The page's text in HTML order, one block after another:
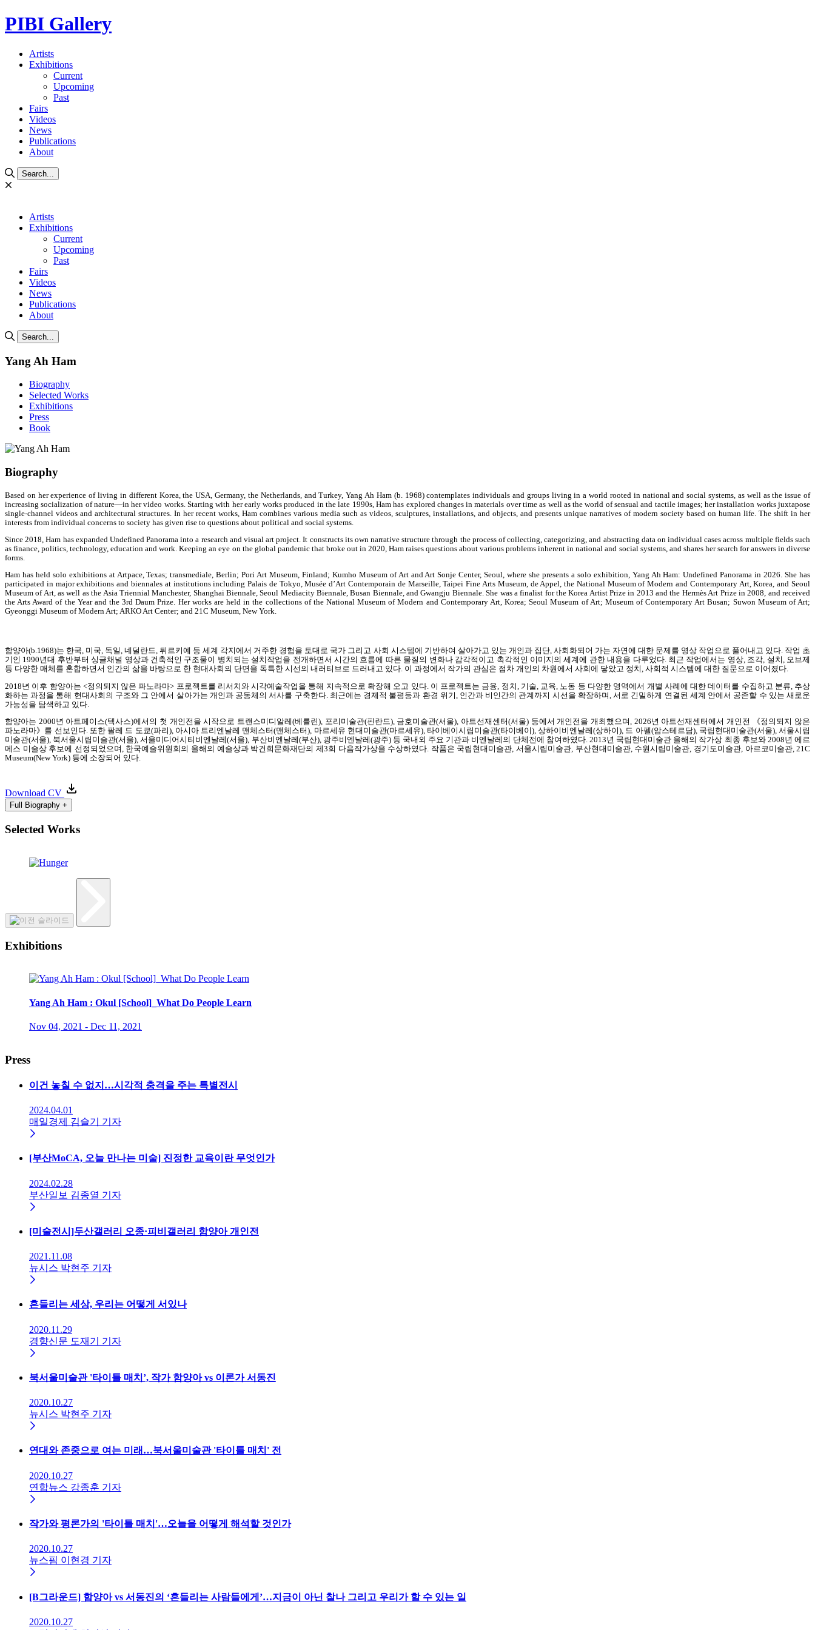
PIBI Gallery
Artists
Exhibitions
Current
Upcoming
Past
Fairs
Videos
News
Publications
About
Search...
Artists
Exhibitions
Current
Upcoming
Past
Fairs
Videos
News
Publications
About
Search...
Yang Ah Ham
Biography
Selected Works
Exhibitions
Press
Book
Biography
Based on her experience of living in different Korea, the USA, Germany, the Netherlands, and Turkey, Yang Ah Ham (b. 1968) contemplates individuals and groups living in a world rooted in national and social systems, as well as the issue of
increasing socialization of nature—in her video works. Starting with her early works produced in the late 1990s, Ham has explored changes in materials over time as well as the world of sensual and tactile images; her installation works juxtapose
single-channel videos and architectural structures. In her recent works, Ham combines various media such as videos, sculptures, installations, and objects, and presents unique narratives of modern society based on human life. The shift in her
interests from individual concerns to society has given rise to questions about political and social systems.
Since 2018, Ham has expanded Undefined Panorama into a research and visual art project. It constructs its own narrative structure through the process of collecting, categorizing, and abstracting data on individual cases across multiple fields such
as finance, politics, technology, education and work. Keeping an eye on the global pandemic that broke out in 2020, Ham raises questions about various problems inherent in national and social systems, and shares her search for answers in diverse
forms.
Ham has held solo exhibitions at Artpace, Texas; transmediale, Berlin; Pori Art Museum, Finland; Kumho Museum of Art and Art Sonje Center, Seoul, where she presents a solo exhibition, Yang Ah Ham: Undefined Panorama in 2026. She has
participated in major exhibitions and biennales at institutions including Palais de Tokyo, Musée d’Art Contemporain de Marseille, Taipei Fine Arts Museum, de Appel, the National Museum of Modern and Contemporary Art, Korea, and Seoul
Museum of Art, as well as the Asia Triennial Manchester, Shanghai Biennale, Seoul Mediacity Biennale, Busan Biennale, and Gwangju Biennale. She was a finalist for the Korea Artist Prize in 2013 and the Hermès Art Prize in 2008, and received
the Arts Award of the Year and the 3rd Daum Prize. Her works are held in the collections of the National Museum of Modern and Contemporary Art, Korea; Seoul Museum of Art; Museum of Contemporary Art Busan; Suwon Museum of Art;
Gyeonggi Museum of Modern Art; ARKO Art Center; and 21C Museum, New York.
함양아(b.1968)는 한국, 미국, 독일,네덜란드, 튀르키예 등 세계 각지에서 거주한 경험을 토대로 국가 그리고 사회 시스템에 기반하여 살아가고 있는 개인과 집단, 사회화되어 가는 자연에 대한 문제를 영상 작업으로 풀어내고 있다. 작업 초
기인 1990년대 후반부터 싱글채널 영상과 건축적인 구조물이 병치되는 설치작업을 전개하면서 시간의 흐름에 따른 물질의 변화나 감각적이고 촉각적인 이미지의 세계에 관한 내용을 다루었다. 최근 작업에서는 영상, 조각, 설치, 오브제
등 다양한 매체를 혼합하면서 인간의 삶을 바탕으로 한 현대사회의 단면을 독특한 시선의 내러티브로 드러내고 있다. 이 과정에서 작가의 관심은 점차 개인의 차원에서 사회에 닿았고 정치, 사회적 시스템에 대한 질문으로 이어졌다.
2018년 이후 함양아는 <정의되지 않은 파노라마> 프로젝트를 리서치와 시각예술작업을 통해 지속적으로 확장해 오고 있다. 이 프로젝트는 금융 정치 기술 교육 노동 등 다양한 영역에서 개별 사례에 대한 데이터를 수집하고 분류 추상
화하는 과정을 통해 현대사회의 구조와 그 안에서 살아가는 개인과 공동체의 서사를 구축한다. 최근에는 경제적 불평등과 환경 위기 인간과 비인간의 관계까지 시선을 확장하며 ,서로 긴밀하게 연결된 세계 안에서 공존할 수 있는 새로운
가능성을 탐색하고 있다
함양아는 2000년 아트페이스(텍사스)에서의 첫 개인전을 시작으로 트랜스미디알레(베를린), 포리미술관(핀란드), 금호미술관(서울), 아트선재센터(서울) 등에서 개인전을 개최했으며, 2026년 아트선재센터에서 개인전 《정의되지 않은
파노라마》 를 선보인다. 또한 팔레 드 도쿄(파리), 아시아 트리엔날레 맨체스터(맨체스터), 마르세유 현대미술관(마르세유), 타이베이시립미술관(타이베이),상하이비엔날레(상하이), 드 아펠(암스테르담), 국립현대미술관(서울),서울시립
미술관(서울), 북서울시립미술관(서울),서울미디어시티비엔날레(서울), 부산비엔날레(부산), 광주비엔날레(광주) 등 국내외 주요 기관과 비엔날레의 단체전에 참여하였다. 2013년 국립현대미술관 올해의 작가상 최종 후보와2008년 에르
메스 미술상 후보에 선정되었으며, 한국예술위원회의 올해의 예술상과 박건희문화재단의 제3회 다음작가상을 수상하였다. 작품은 국립현대미술관,서울시립미술관, 부산현대미술관, 수원시립미술관, 경기도미술관, 아르코미술관, 21C
Museum(New York) 등에 소장되어 있다.
Download CV
Full Biography +
Selected Works
Exhibitions
Yang Ah Ham : Okul [School]_What Do People Learn
Nov 04, 2021 - Dec 11, 2021
Press
이건 놓칠 수 없지…시각적 충격을 주는 특별전시
2024.04.01
매일경제 김슬기 기자
[부산MoCA, 오늘 만나는 미술] 진정한 교육이란 무엇인가
2024.02.28
부산일보 김종열 기자
[미술전시]두산갤러리 오종·피비갤러리 함양아 개인전
2021.11.08
뉴시스 박현주 기자
흔들리는 세상, 우리는 어떻게 서있나
2020.11.29
경향신문 도재기 기자
북서울미술관 '타이틀 매치’, 작가 함양아 vs 이론가 서동진
2020.10.27
뉴시스 박현주 기자
연대와 존중으로 여는 미래…북서울미술관 '타이틀 매치' 전
2020.10.27
연합뉴스 강종훈 기자
작가와 평론가의 '타이틀 매치'…오늘을 어떻게 해석할 것인가
2020.10.27
뉴스핌 이현경 기자
[B그라운드] 함양아 vs 서동진의 ‘흔들리는 사람들에게’…지금이 아닌 찰나 그리고 우리가 할 수 있는 일
2020.10.27